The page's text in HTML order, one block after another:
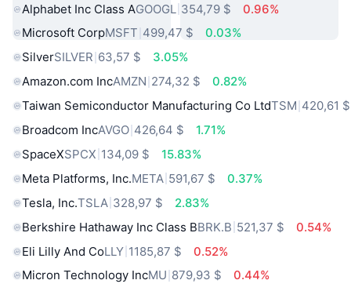
Alphabet Inc Class AGOOGL 354,79 $
0.96%
Microsoft CorpMSFT 499,47 $
0.03%
SilverSILVER 63,57 $
3.05%
Amazon.com IncAMZN 274,32 $
0.82%
Taiwan Semiconductor Manufacturing Co LtdTSM 420,61 $
Broadcom IncAVGO 426,64 $
1.71%
SpaceXSPCX 134,09 $
15.83%
Meta Platforms, Inc.META 591,67 $
0.37%
Tesla, Inc.TSLA 328,97 $
2.83%
Berkshire Hathaway Inc Class BBRK.B 521,37 $
0.54%
Eli Lilly And CoLLY 1185,87 $
0.52%
Micron Technology IncMU 879,93 $
0.44%